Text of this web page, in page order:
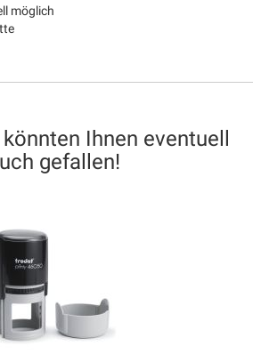
möglich
Ihnen eventuell
gefallen!